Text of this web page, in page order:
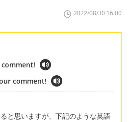
2022/08/30 16:00
comment!
と思いますが、下記のような英語